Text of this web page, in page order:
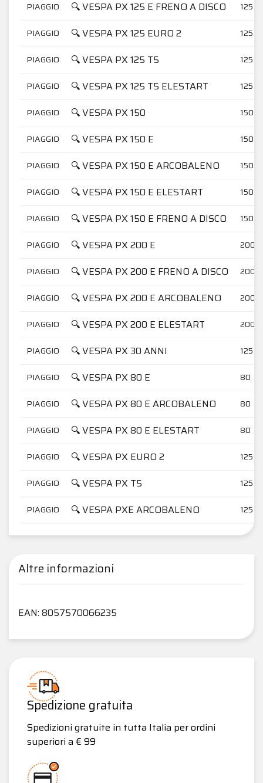
PIAGGIO 🔍 VESPA PX 125 E FRENO A DISCO 125
PIAGGIO 🔍 VESPA PX 125 EURO 2 125
PIAGGIO 🔍 VESPA PX 125 T5 125
PIAGGIO 🔍 VESPA PX 125 T5 ELESTART 125
PIAGGIO 🔍 VESPA PX 150 150
PIAGGIO 🔍 VESPA PX 150 E 150
PIAGGIO 🔍 VESPA PX 150 E ARCOBALENO 150
PIAGGIO 🔍 VESPA PX 150 E ELESTART 150
PIAGGIO 🔍 VESPA PX 150 E FRENO A DISCO 150
PIAGGIO 🔍 VESPA PX 200 E 200
PIAGGIO 🔍 VESPA PX 200 E FRENO A DISCO 200
PIAGGIO 🔍 VESPA PX 200 E ARCOBALENO 200
PIAGGIO 🔍 VESPA PX 200 E ELESTART 200
PIAGGIO 🔍 VESPA PX 30 ANNI 125
PIAGGIO 🔍 VESPA PX 80 E 80
PIAGGIO 🔍 VESPA PX 80 E ARCOBALENO 80
PIAGGIO 🔍 VESPA PX 80 E ELESTART 80
PIAGGIO 🔍 VESPA PX EURO 2 125
PIAGGIO 🔍 VESPA PX T5 125
PIAGGIO 🔍 VESPA PXE ARCOBALENO 125
Altre informazioni
EAN: 8057570066235
Spedizione gratuita
Spedizioni gratuite in tutta Italia per ordini
superiori a € 99